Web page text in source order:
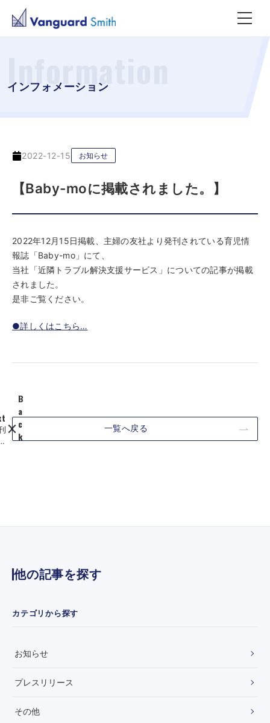
Information
インフォメーション
2022-12-15 お知らせ
【Baby-moに掲載されました。】
2022年12月15日掲載、主婦の友社より発刊されている育児情
報誌「Baby-mo」にて、
当社「近隣トラブル解決支援サービス」についての記事が掲載
されました。
是非ご覧ください。
●詳しくはこちら…
B
a
c
k
(
G
運
営
い
飲
食
で
一覧へ戻る
他の記事を探す
カテゴリから探す
お知らせ
プレスリリース
その他